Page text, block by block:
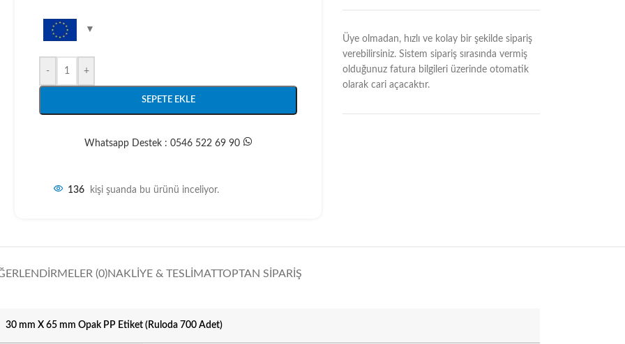
- +
SEPETE EKLE
Whatsapp Destek : 0546 522 69 90
136 kişi şuanda bu ürünü inceliyor.
Üye olmadan, hızlı ve kolay bir şekilde sipariş
verebilirsiniz. Sistem sipariş sırasında vermiş
olduğunuz fatura bilgileri üzerinde otomatik
olarak cari açacaktır.
(0)NAKLIYE & TESLIMATTOPTAN SIPARIŞ
30 mm X 65 mm Opak PP Etiket (Ruloda 700 Adet)